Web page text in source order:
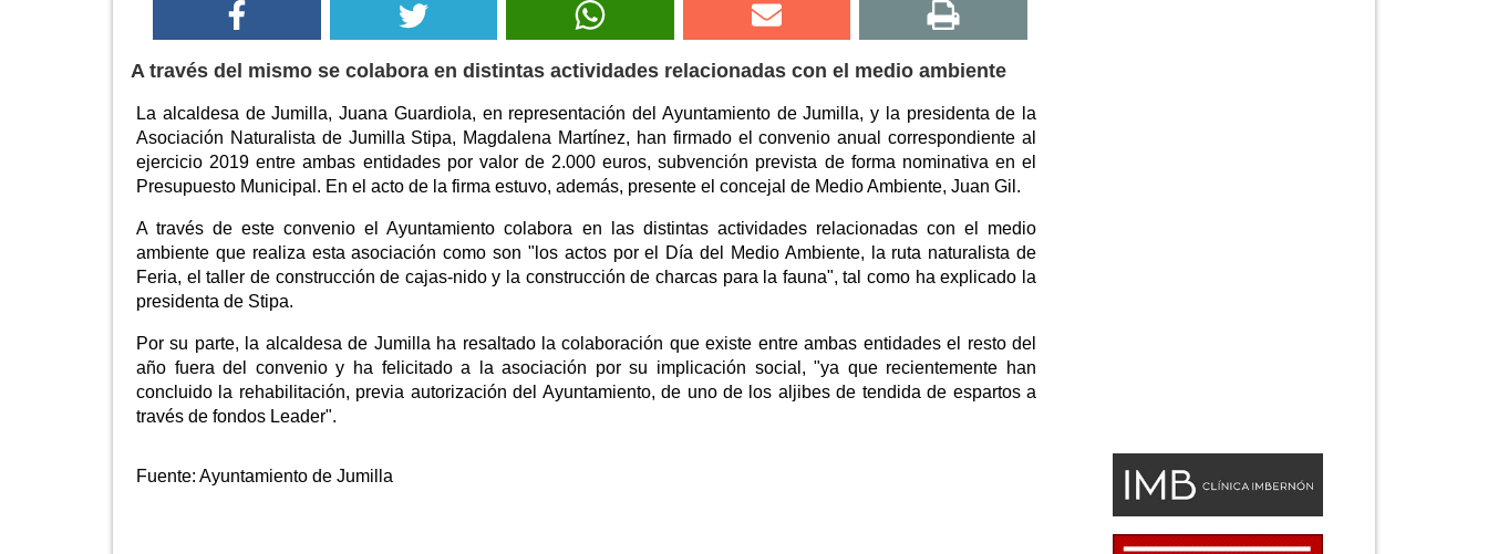
A través del mismo se colabora en distintas actividades relacionadas con el medio ambiente
La alcaldesa de Jumilla, Juana Guardiola, en representación del Ayuntamiento de Jumilla, y la presidenta de la
Asociación Naturalista de Jumilla Stipa, Magdalena Martínez, han firmado el convenio anual correspondiente al
ejercicio 2019 entre ambas entidades por valor de 2.000 euros, subvención prevista de forma nominativa en el
Presupuesto Municipal. En el acto de la firma estuvo, además, presente el concejal de Medio Ambiente, Juan Gil.
A través de este convenio el Ayuntamiento colabora en las distintas actividades relacionadas con el medio
ambiente que realiza esta asociación como son "los actos por el Día del Medio Ambiente, la ruta naturalista de
Feria, el taller de construcción de cajas-nido y la construcción de charcas para la fauna", tal como ha explicado la
presidenta de Stipa.
Por su parte, la alcaldesa de Jumilla ha resaltado la colaboración que existe entre ambas entidades el resto del
año fuera del convenio y ha felicitado a la asociación por su implicación social, "ya que recientemente han
concluido la rehabilitación, previa autorización del Ayuntamiento, de uno de los aljibes de tendida de espartos a
través de fondos Leader".
Fuente: Ayuntamiento de Jumilla